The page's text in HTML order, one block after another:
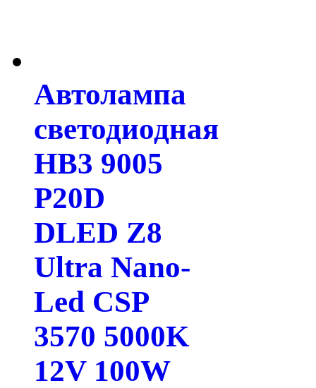
Автолампа
светодиодная
HB3 9005
P20D
DLED Z8
Ultra Nano-
Led CSP
3570 5000K
12V 100W